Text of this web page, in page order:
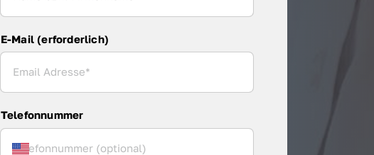
E-Mail (erforderlich)
Telefonnummer